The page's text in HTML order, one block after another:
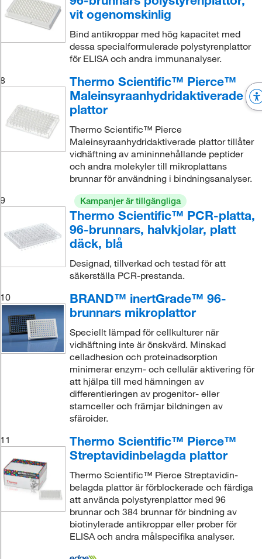
vit ogenomskinlig
Bind antikroppar med hög kapacitet med
dessa specialformulerade polystyrenplattor
för ELISA och andra immunanalyser.
8
Thermo Scientific™ Pierce™
Maleinsyraanhydridaktiverade
plattor
Thermo Scientific™ Pierce
Maleinsyraanhydridaktiverade plattor tillåter
vidhäftning av amininnehållande peptider
och andra molekyler till mikroplattans
brunnar för användning i bindningsanalyser.
9
Kampanjer är tillgängliga
Thermo Scientific™ PCR-platta,
96-brunnars, halvkjolar, platt
däck, blå
Designad, tillverkad och testad för att
säkerställa PCR-prestanda.
10
BRAND™ inertGrade™ 96-
brunnars mikroplattor
Speciellt lämpad för cellkulturer när
vidhäftning inte är önskvärd. Minskad
celladhesion och proteinadsorption
minimerar enzym- och cellulär aktivering för
att hjälpa till med hämningen av
differentieringen av progenitor- eller
stamceller och främjar bildningen av
sfäroider.
11
Thermo Scientific™ Pierce™
Streptavidinbelagda plattor
Thermo Scientific™ Pierce Streptavidin-
belagda plattor är förblockerade och färdiga
att använda polystyrenplattor med 96
brunnar och 384 brunnar för bindning av
biotinylerade antikroppar eller prober för
ELISA och andra målspecifika analyser.